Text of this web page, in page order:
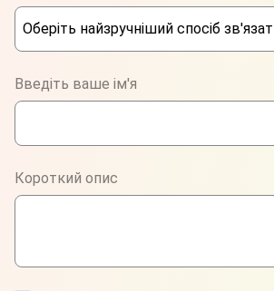
Оберіть найзручніший спосіб
WhatsApp
Viber
Telegram
Введіть ваше ім'я
Короткий опис